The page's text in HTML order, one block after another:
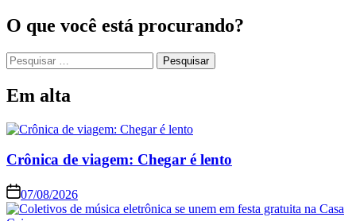
O que você está procurando?
Em alta
Crônica de viagem: Chegar é lento
07/08/2026